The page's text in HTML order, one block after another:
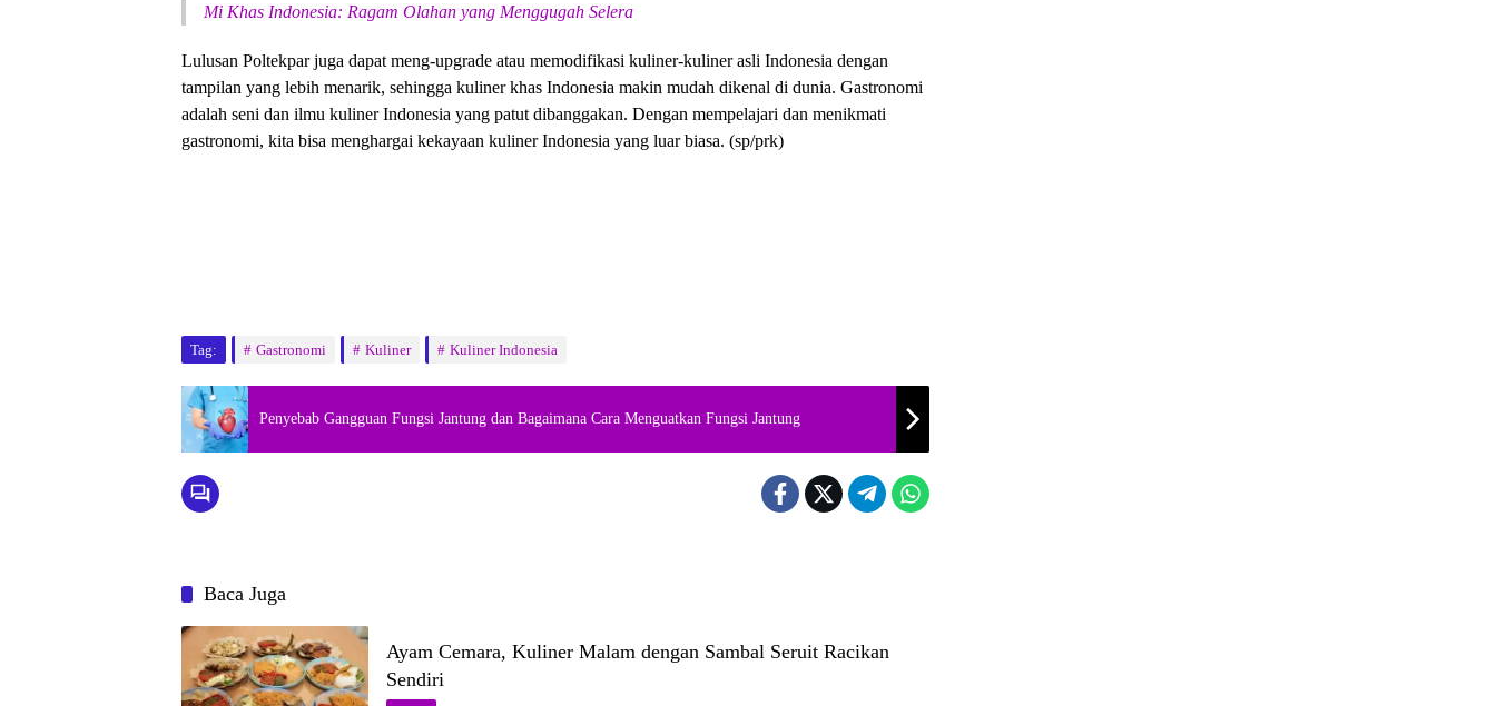
Mi Khas Indonesia: Ragam Olahan yang Menggugah Selera
Lulusan Poltekpar juga dapat meng-upgrade atau memodifikasi kuliner-kuliner asli Indonesia dengan
tampilan yang lebih menarik, sehingga kuliner khas Indonesia makin mudah dikenal di dunia. Gastronomi
adalah seni dan ilmu kuliner Indonesia yang patut dibanggakan. Dengan mempelajari dan menikmati
gastronomi, kita bisa menghargai kekayaan kuliner Indonesia yang luar biasa. (sp/prk)
Tag: Gastronomi Kuliner Kuliner Indonesia
Penyebab Gangguan Fungsi Jantung dan Bagaimana Cara Menguatkan Fungsi Jantung
Baca Juga
Ayam Cemara, Kuliner Malam dengan Sambal Seruit Racikan
Sendiri